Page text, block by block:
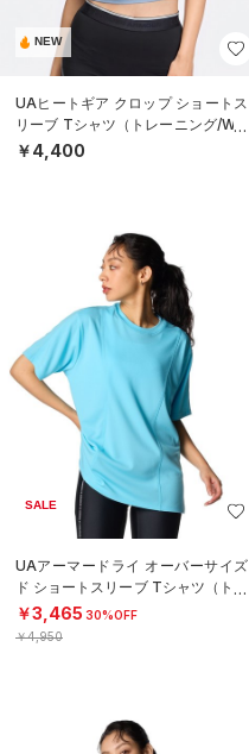
NEW
UAヒートギア クロップ ショートス
リーブ Tシャツ（トレーニング/WO
MEN）
￥4,400
SALE
UAアーマードライ オーバーサイズ
ド ショートスリーブ Tシャツ（トレ
ーニング/WOMEN）
￥3,465 30%OFF
￥4,950